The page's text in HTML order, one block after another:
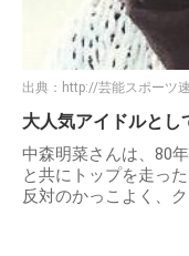
出典： http://芸能スポーツ
大人気アイドルとし
中森明菜さんは、80
と共にトップを走っ
反対のかっこよく、